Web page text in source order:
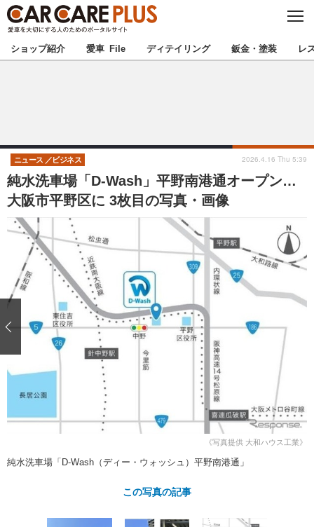
C
S
E
★カーケアプラス認定★ 厳選プロショップを地域から探す
甲信越 北陸
東海 関西
中国 四国
九州 沖縄
注目の記事
ショップレポート 愛車 File
自動車豆知識 ストップ！不具合修理＆粗悪修理
鈑金・塗装
ディテイリング
ディテイリング
ヘッドライト磨き コーティング
フィルム・ラッピング
鈑金・塗装
小キズ直し
特集記事
ストップ 不具合修理＆粗悪修理
カーメーカー「旧車」関連プロジェ
クト
ショップレポート プロショップ検索
カーメーカー「旧車」関連プロジ
コラム
イベント
ショップ紹介 愛車 File ディテイリング 鈑金・塗装 レ
純水洗車場「D-Wash」平野南港通オープン…
大阪市平野区に 3枚目の写真・画像
ニュース ビジネス 2026.4.16 Thu 5:39
《写真提供 大和ハウス工業》
純水洗車場「D-Wash（ディー・ウォッシュ）平野南港通」
この写真の記事